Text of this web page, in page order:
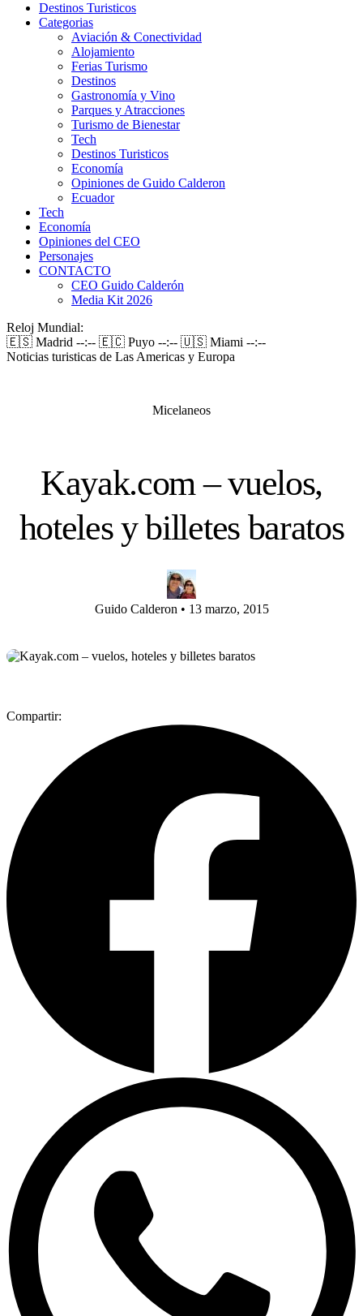
Destinos Turisticos
Categorias
Aviación & Conectividad
Alojamiento
Ferias Turismo
Destinos
Gastronomía y Vino
Parques y Atracciones
Turismo de Bienestar
Tech
Destinos Turisticos
Economía
Opiniones de Guido Calderon
Ecuador
Tech
Economía
Opiniones del CEO
Personajes
CONTACTO
CEO Guido Calderón
Media Kit 2026
Reloj Mundial:
🇪🇸 Madrid --:-- 🇪🇨 Puyo --:-- 🇺🇸 Miami --:--
Noticias turisticas de Las Americas y Europa
Micelaneos
Kayak.com – vuelos,
hoteles y billetes baratos
Guido Calderon • 13 marzo, 2015
Compartir: